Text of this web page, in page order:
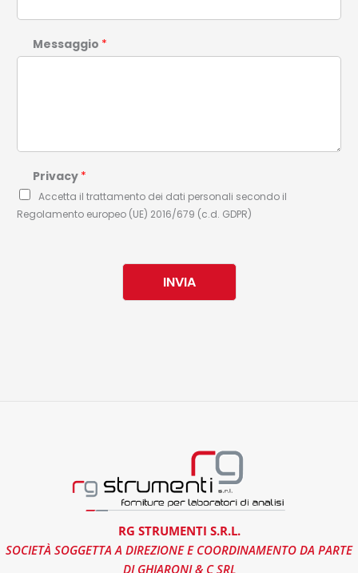
Messaggio *
Privacy *
Accetta il trattamento dei dati personali secondo il
Regolamento europeo (UE) 2016/679 (c.d. GDPR)
INVIA
RG STRUMENTI S.R.L.
SOCIETÀ SOGGETTA A DIREZIONE E COORDINAMENTO DA PARTE
DI GHIARONI & C SRL